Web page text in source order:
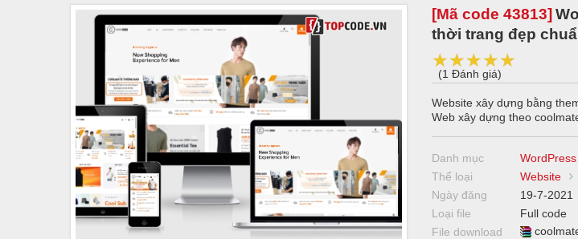
[Mã code 43813]
thời trang đẹp
★★★★★
★★★★★
★★★★★
(1 Đánh giá)
Website xây dựng bằng
Web xây dựng theo
Danh mục
WordPress
Thể loại
Website
Ngày đăng
19-7-2021
Loại file
Full code
File download